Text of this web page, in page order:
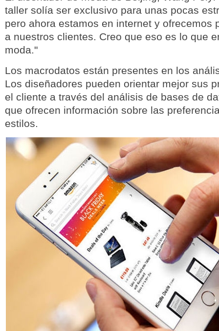
taller solía ser exclusivo para unas pocas
pero ahora estamos en internet y ofrecemos
a nuestros clientes. Creo que eso es lo que
moda."
Los macrodatos están presentes en los
Los diseñadores pueden orientar mejor sus
el cliente a través del análisis de bases de
que ofrecen información sobre las
estilos.